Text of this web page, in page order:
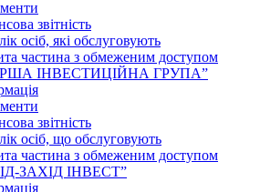
звітність
осіб, які обслуговують
частина з обмеженим доступом
ІНВЕСТИЦІЙНА ГРУПА”
звітність
осіб, що обслуговують
частина з обмеженим доступом
ЗАХІД ІНВЕСТ”